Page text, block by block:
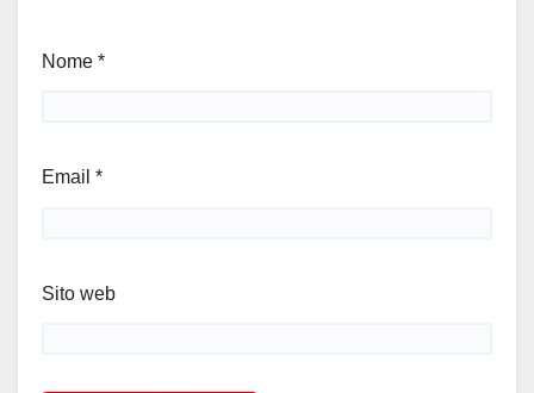
Nome *
Email *
Sito web